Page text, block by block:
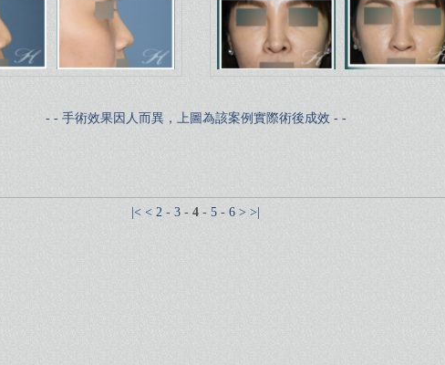
- - 手術效果因人而異，上圖為該案例實際術後成效 - -
|< < 2 -3 -4 -5 -6 > >|